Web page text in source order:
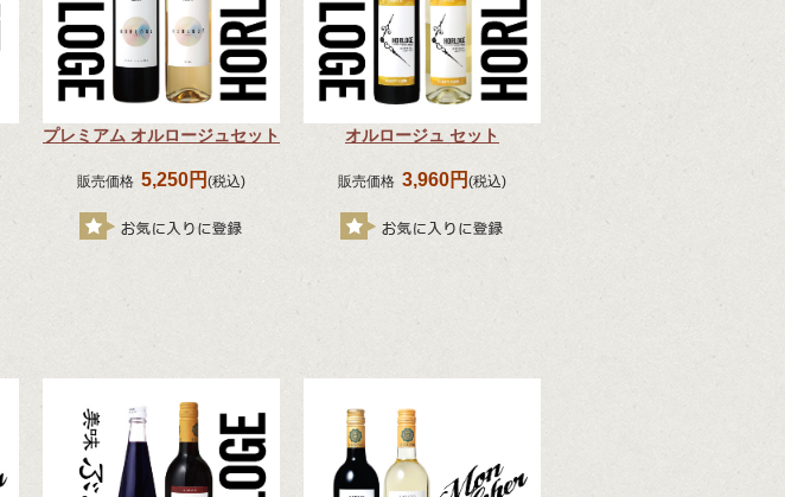
プレミアム オルロージュセット
販売価格 5,250円 (税込)
オルロージュ セット
販売価格 3,960円 (税込)